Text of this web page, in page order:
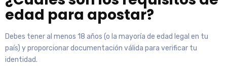
edad para apostar?
Debes tener al menos 18 años (o la mayoría de edad legal en tu
país) y proporcionar documentación válida para verificar tu
identidad.